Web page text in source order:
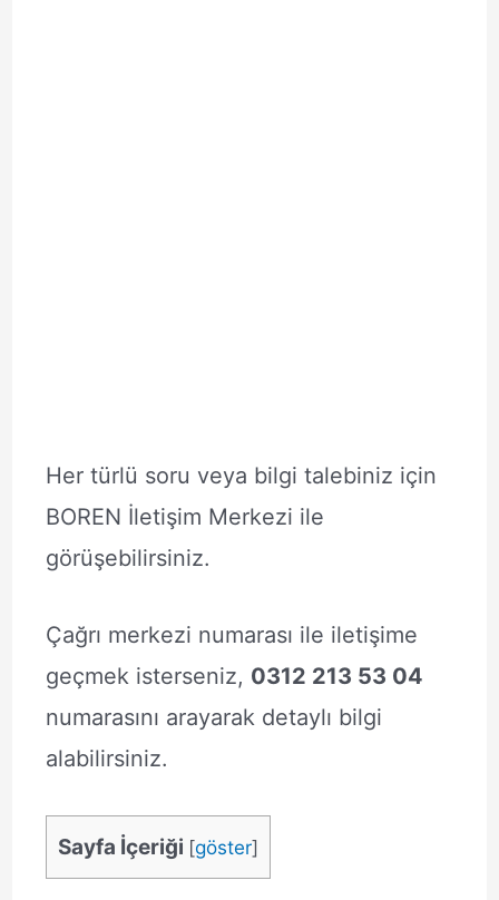
Her türlü soru veya bilgi talebiniz için
BOREN İletişim Merkezi ile
görüşebilirsiniz.
Çağrı merkezi numarası ile iletişime
geçmek isterseniz, 0312 213 53 04
numarasını arayarak detaylı bilgi
alabilirsiniz.
Sayfa İçeriği [göster]